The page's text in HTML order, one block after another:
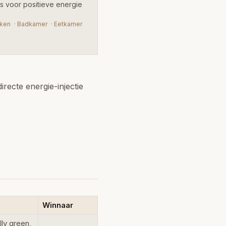
voor positieve energie
· Badkamer · Eetkamer
energie-injectie
Winnaar
green,